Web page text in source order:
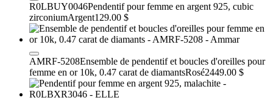
R0LBUY0046Pendentif pour femme en argent 925, cubic
zirconiumArgent129.00 $
AMRF-5208Ensemble de pendentif et boucles d'oreilles pour
femme en or 10k, 0.47 carat de diamantsRosé2449.00 $